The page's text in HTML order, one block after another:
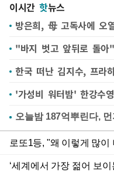
이시간 핫뉴스
방은희, 母 고독사에
"바지 벗고 앞뒤로 돌
한국 떠난 김지수, 프라
'가성비 워터밤' 한강수